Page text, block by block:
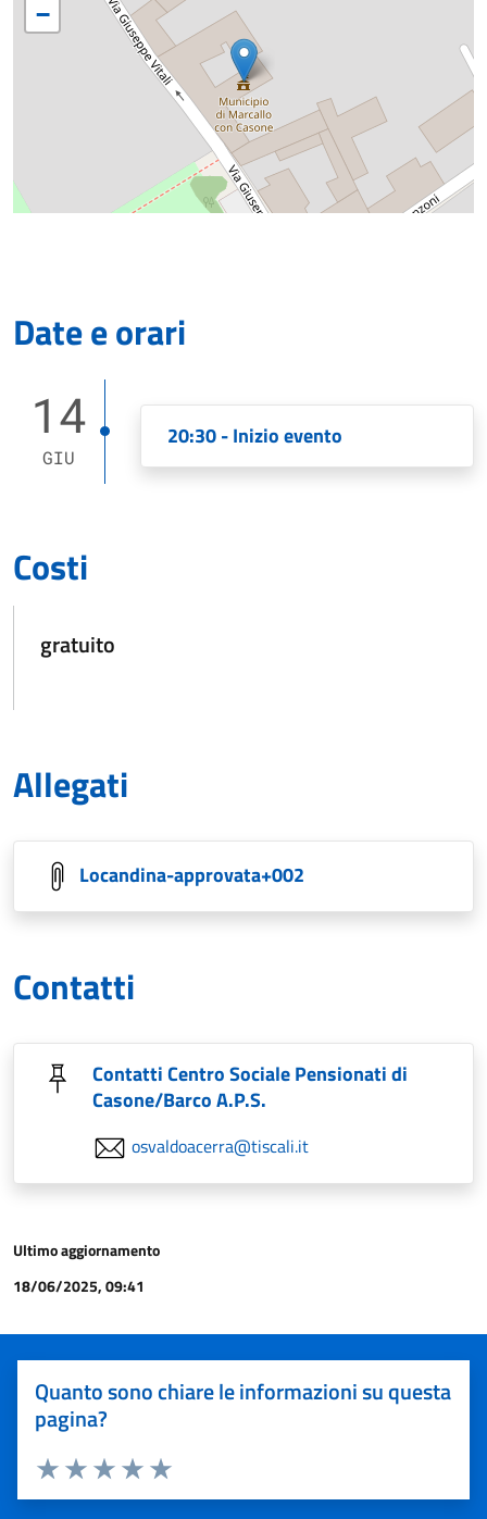
−
Date e orari
14
GIU
20:30 - Inizio evento
Costi
gratuito
Allegati
Locandina-approvata+002
Contatti
Contatti Centro Sociale Pensionati di
Casone/Barco A.P.S.
osvaldoacerra@tiscali.it
Ultimo aggiornamento
18/06/2025, 09:41
Quanto sono chiare le informazioni su questa
pagina?
Valuta 5 stelle su 5
Valuta 4 stelle su 5
Valuta 3 stelle su 5
Valuta 2 stelle su 5
Valuta 1 stelle su 5